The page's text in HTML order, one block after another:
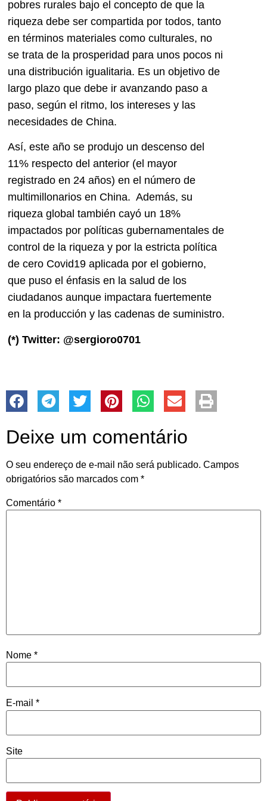
pobres rurales bajo el concepto de que la
riqueza debe ser compartida por todos, tanto
en términos materiales como culturales, no
se trata de la prosperidad para unos pocos ni
una distribución igualitaria. Es un objetivo de
largo plazo que debe ir avanzando paso a
paso, según el ritmo, los intereses y las
necesidades de China.
Así, este año se produjo un descenso del
11% respecto del anterior (el mayor
registrado en 24 años) en el número de
multimillonarios en China. Además, su
riqueza global también cayó un 18%
impactados por políticas gubernamentales de
control de la riqueza y por la estricta política
de cero Covid19 aplicada por el gobierno,
que puso el énfasis en la salud de los
ciudadanos aunque impactara fuertemente
en la producción y las cadenas de suministro.
(*) Twitter: @sergioro0701
Deixe um comentário
O seu endereço de e-mail não será publicado. Campos
obrigatórios são marcados com *
Comentário *
Nome *
E-mail *
Site